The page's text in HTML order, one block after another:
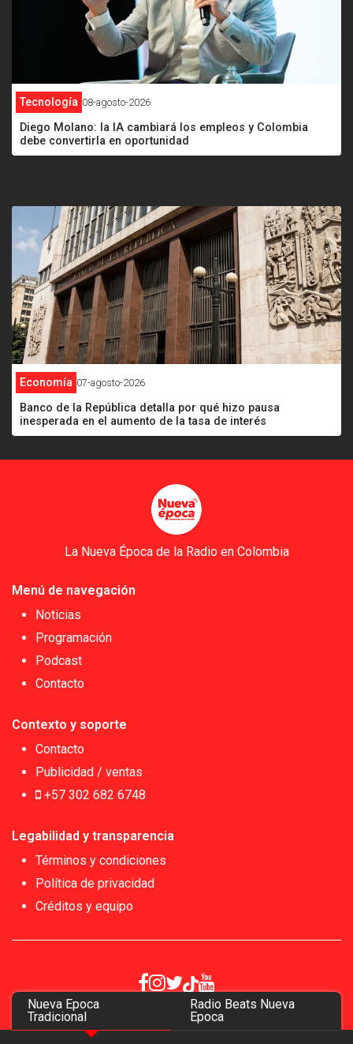
Tecnología 08-agosto-2026
Diego Molano: la IA cambiará los empleos y Colombia
debe convertirla en oportunidad
Economía 07-agosto-2026
Banco de la República detalla por qué hizo pausa
inesperada en el aumento de la tasa de interés
La Nueva Época de la Radio en Colombia
Menú de navegación
Noticias
Programación
Podcast
Contacto
Contexto y soporte
Contacto
Publicidad / ventas
+57 302 682 6748
Legabilidad y transparencia
Términos y condiciones
Política de privacidad
Créditos y equipo
Copyrigth 2026
Nueva Epoca
Tradicional
Radio Beats Nueva
Epoca